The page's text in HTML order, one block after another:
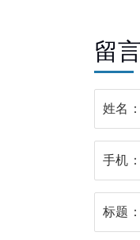
留言
姓名：
手机：
标题：